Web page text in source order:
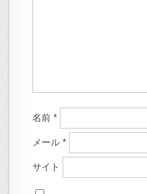
名前*
メール*
サイト